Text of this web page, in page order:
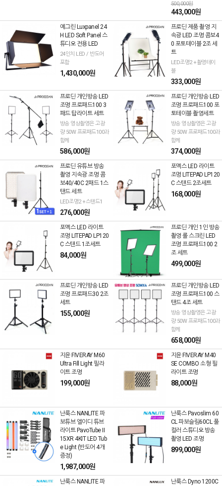
500,000원
443,000원
예그린 Luxpanel 24
H LED Soft Panel 스
튜디오 전용 LED
24인치 LED / 반도어
포함
1,430,000원
프로딘 제품 촬영 지
속광 LED 조명 콤보4
0 포토테이블 2조 세
트
LED조명2 +촬영테이
블
333,000원
프로딘 개인방송 LED
조명 프로패드100 3
패드 탑라이트 세트
방송 영상촬영은 고광
량 50W 프로패드100과
함께
586,000원
프로딘 개인방송 LED
조명 프로패드100 포
토테이블 촬영세트
방송 영상촬영은 고광
량 50W 프로패드100과
함께
374,000원
프로딘 유튜브 방송
촬영 지속광 조명 콤
보40/40C 2패드 1스
탠드 세트
LED조명2 +스탠드1
276,000원
포멕스 LED 라이트
조명 LITEPAD LP120
C 스탠드 2조세트
168,000원
포멕스 LED 라이트
조명 LITEPAD LP120
C 스탠드 1조세트
84,000원
프로딘 개인 1인 방송
촬영 롤 스크린 LED
조명 프로패드100 2
조 세트
499,000원
프로딘 개인방송 LED
조명 프로패드30 2조
세트
155,000원
프로딘 개인방송 LED
조명 프로패드100 스
탠드 4조 세트
방송 영상촬영은 고광
량 50W 프로패드100과
함께
658,000원
지윤 FIVERAY M60
Ultra Fill Light 필라
이트 조명
199,000원
지윤 FIVERAY M40
SE COMBO 소형 필
라이트 조명
88,000원
난룩스 NANLITE 파
보튜브 엘이디 튜브
라이트 PavoTube II
15XR 4KIT LED Tub
e Light (반도어 4개
증정)
1,987,000원
난룩스 Pavoslim 60
CL 파보슬림60CL 풀
컬러 스튜디오 방송
촬영 LED 조명
899,000원
난룩스 NANLITE 파
난룩스 Dyno 1200C